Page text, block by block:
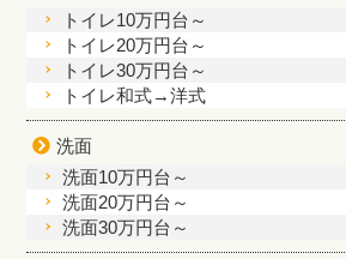
トイレ10万円台～
トイレ20万円台～
トイレ30万円台～
トイレ和式→洋式
洗面
洗面10万円台～
洗面20万円台～
洗面30万円台～